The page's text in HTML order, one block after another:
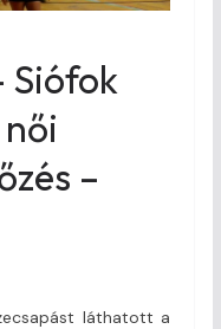
Siófok
–
láthatott a